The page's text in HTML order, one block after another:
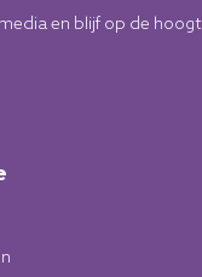
en blijf op de